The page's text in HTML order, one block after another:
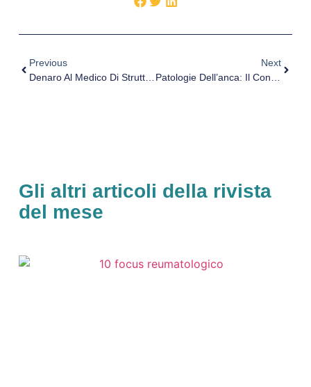
Previous
Denaro Al Medico Di Struttura Convenzionata. É Concussione?
Next
Gli altri articoli della rivista
del mese